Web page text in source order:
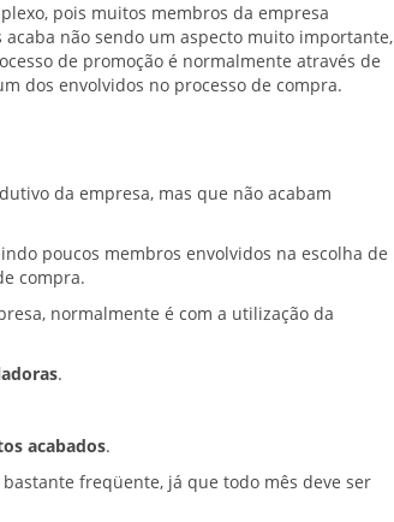
pois muitos membros da empresa
não sendo um aspecto muito importante,
de promoção é normalmente através de
dos envolvidos no processo de compra.
da empresa, mas que não acabam
poucos membros envolvidos na escolha de
compra.
normalmente é com a utilização da
.
acabados.
freqüente, já que todo mês deve ser